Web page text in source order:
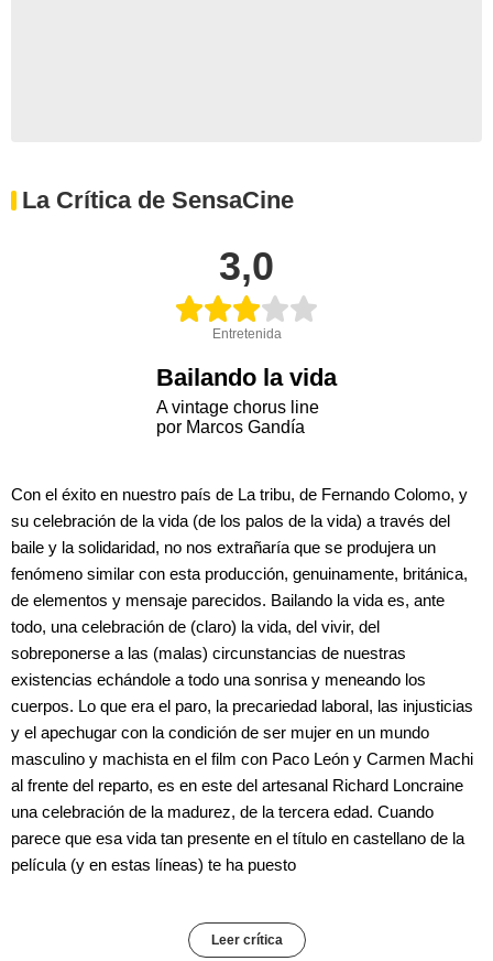
La Crítica de SensaCine
3,0
Entretenida
Bailando la vida
A vintage chorus line
por Marcos Gandía
Con el éxito en nuestro país de La tribu, de Fernando Colomo, y
su celebración de la vida (de los palos de la vida) a través del
baile y la solidaridad, no nos extrañaría que se produjera un
fenómeno similar con esta producción, genuinamente, británica,
de elementos y mensaje parecidos. Bailando la vida es, ante
todo, una celebración de (claro) la vida, del vivir, del
sobreponerse a las (malas) circunstancias de nuestras
existencias echándole a todo una sonrisa y meneando los
cuerpos. Lo que era el paro, la precariedad laboral, las injusticias
y el apechugar con la condición de ser mujer en un mundo
masculino y machista en el film con Paco León y Carmen Machi
al frente del reparto, es en este del artesanal Richard Loncraine
una celebración de la madurez, de la tercera edad. Cuando
parece que esa vida tan presente en el título en castellano de la
película (y en estas líneas) te ha puesto
Leer crítica